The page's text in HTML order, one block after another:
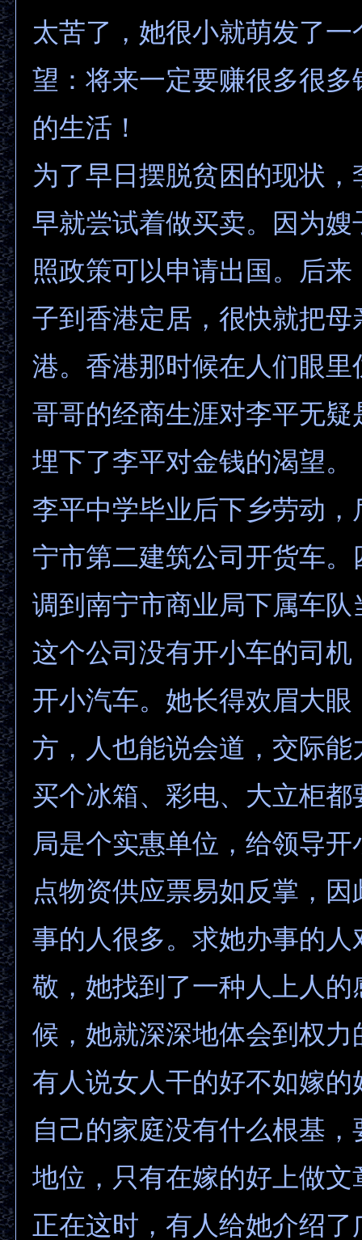
太苦了，她很小就萌发了一
望：将来一定要赚很多很多
的生活！
为了早日摆脱贫困的现状，
早就尝试着做买卖。因为嫂
照政策可以申请出国。后
子到香港定居，很快就把母
港。香港那时候在人们眼里
哥哥的经商生涯对李平无疑
埋下了李平对金钱的渴望。
李平中学毕业后下乡劳动，
宁市第二建筑公司开货车。
调到南宁市商业局下属车队
这个公司没有开小车的司机
开小汽车。她长得欢眉大眼
方，人也能说会道，交际能
买个冰箱、彩电、大立柜都
局是个实惠单位，给领导
点物资供应票易如反掌，
事的人很多。求她办事的人
敬，她找到了一种人上人的
候，她就深深地体会到权力
有人说女人干的好不如嫁的
自己的家庭没有什么根基
地位，只有在嫁的好上做文
正在这时，有人给她介绍了